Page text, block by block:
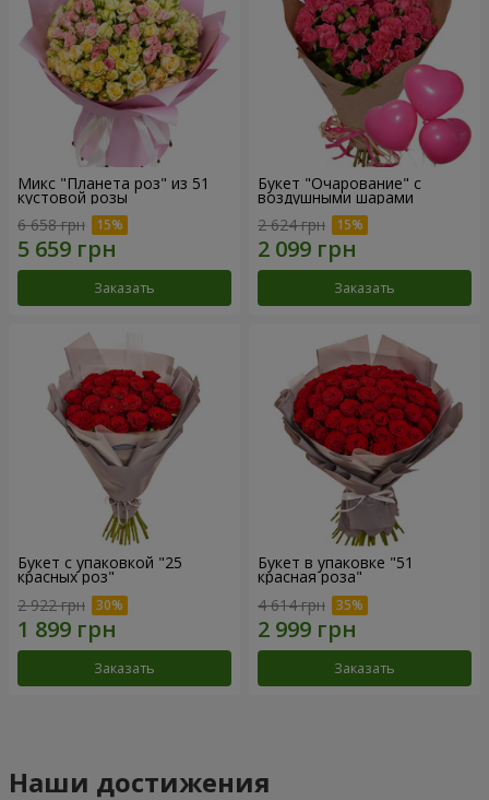
Микс "Планета роз" из 51
кустовой розы
6 658 грн
Заказать
Букет "Очарование" с
воздушными шарами
2 624 грн
Заказать
Букет с упаковкой "25
красных роз"
2 922 грн
Заказать
Букет в упаковке "51
красная роза"
4 614 грн
Заказать
Наши достижения